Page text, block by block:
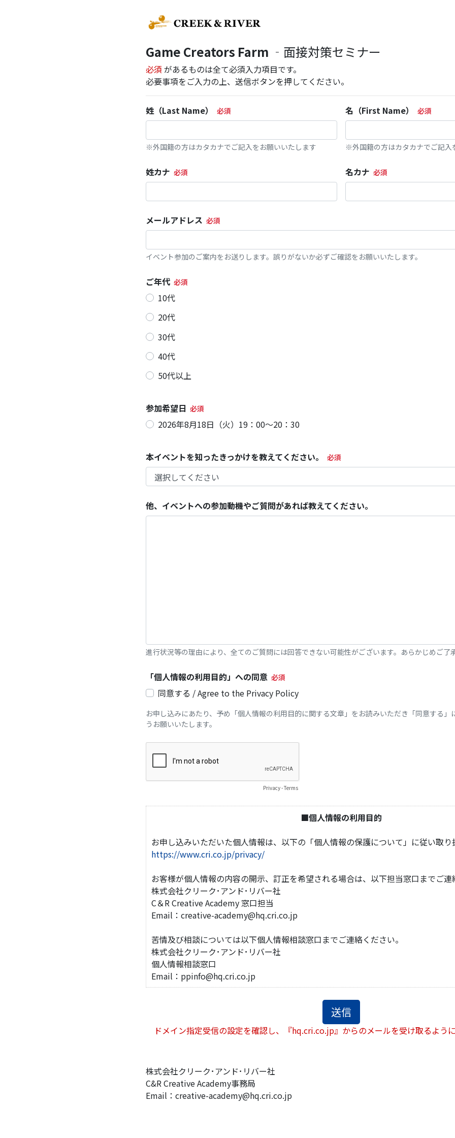
Game Creators Farm ‐面接対策セミナー
必須 があるものは全て必須入力項目です。
必要事項をご入力の上、送信ボタンを押してください。
姓（Last Name）
※外国籍の方はカタカナでご記入をお願いいたします
名（First Name）
※外国籍の方はカタカナでご記入
姓カナ 名カナ
メールアドレス
イベント参加のご案内をお送りします。誤りがないか必ずご確認をお願いいたします。
ご年代
10代
20代
30代
40代
50代以上
参加希望日
2026年8月18日（火）19：00～20：30
本イベントを知ったきっかけを教えてください。
他、イベントへの参加動機やご質問があれば教えてください。
進行状況等の理由により、全てのご質問には回答できない可能性がございます。あらかじめご了
「個人情報の利用目的」への同意
同意する / Agree to the Privacy Policy
お申し込みにあたり、予め「個人情報の利用目的に関する文章」をお読みいただき「同意する」
うお願いいたします。
Privacy-Terms
■個人情報の利用目的
お申し込みいただいた個人情報は、以下の「個人情報の保護について」に従い取り
https://www.cri.co.jp/privacy/
お客様が個人情報の内容の開示、訂正を希望される場合は、以下担当窓口までご連
株式会社クリーク･アンド･リバー社
C＆R Creative Academy 窓口担当
Email：creative-academy@hq.cri.co.jp
苦情及び相談については以下個人情報相談窓口までご連絡ください。
株式会社クリーク･アンド･リバー社
個人情報相談窓口
Email：ppinfo@hq.cri.co.jp
ドメイン指定受信の設定を確認し、『hq.cri.co.jp』からのメールを受け取るよう
株式会社クリーク･アンド･リバー社
C&R Creative Academy事務局
Email：creative-academy@hq.cri.co.jp